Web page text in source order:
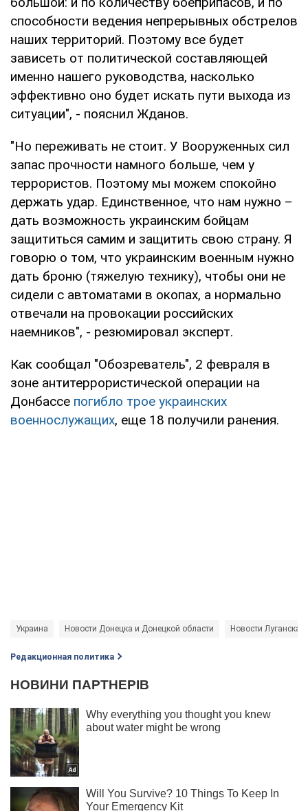
способности ведения непрерывных обстрелов
наших территорий. Поэтому все будет
зависеть от политической составляющей
именно нашего руководства, насколько
эффективно оно будет искать пути выхода из
ситуации", - пояснил Жданов.
"Но переживать не стоит. У Вооруженных сил
запас прочности намного больше, чем у
террористов. Поэтому мы можем спокойно
держать удар. Единственное, что нам нужно –
дать возможность украинским бойцам
защититься самим и защитить свою страну. Я
говорю о том, что украинским военным нужно
дать броню (тяжелую технику), чтобы они не
сидели с автоматами в окопах, а нормально
отвечали на провокации российских
наемников", - резюмировал эксперт.
Как сообщал "Обозреватель", 2 февраля в
зоне антитеррористической операции на
Донбассе погибло трое украинских
военнослужащих, еще 18 получили ранения.
Украина Новости Донецка и Донецкой области Новости Луганска
Редакционная политика